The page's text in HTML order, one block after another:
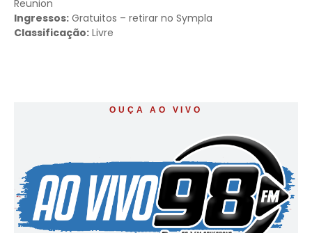
Reunion
Ingressos: Gratuitos – retirar no Sympla
Classificação: Livre
OUÇA AO VIVO